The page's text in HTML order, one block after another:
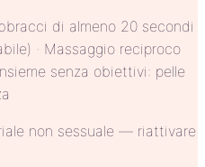
di almeno 20 secondi
· Massaggio reciproco
senza obiettivi: pelle
non sessuale — riattivare